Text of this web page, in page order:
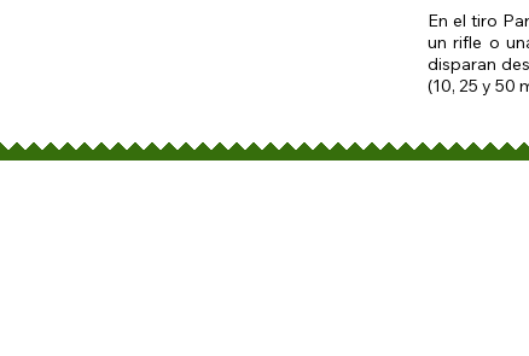
En el tiro
un rifle o
disparan
(10, 25 y 50